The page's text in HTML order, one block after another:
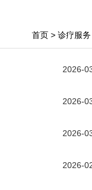
首页 > 诊疗服
2026-
2026-
2026-
2026-